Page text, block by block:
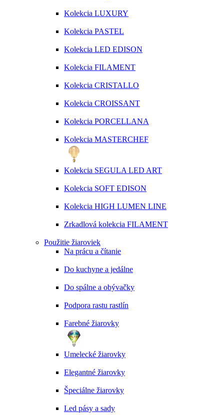
Kolekcia LUXURY
Kolekcia PASTEL
Kolekcia LED EDISON
Kolekcia FILAMENT
Kolekcia CRISTALLO
Kolekcia CROISSANT
Kolekcia PORCELLANA
Kolekcia MASTERCHEF
Kolekcia SEGULA LED ART
Kolekcia SOFT EDISON
Kolekcia HIGH LUMEN LINE
Zrkadlová kolekcia FILAMENT
Použitie žiaroviek
Na prácu a čítanie
Do kuchyne a jedálne
Do spálne a obývačky
Podpora rastu rastlín
Farebné žiarovky
Umelecké žiarovky
Elegantné žiarovky
Špeciálne žiarovky
Led pásy a sady